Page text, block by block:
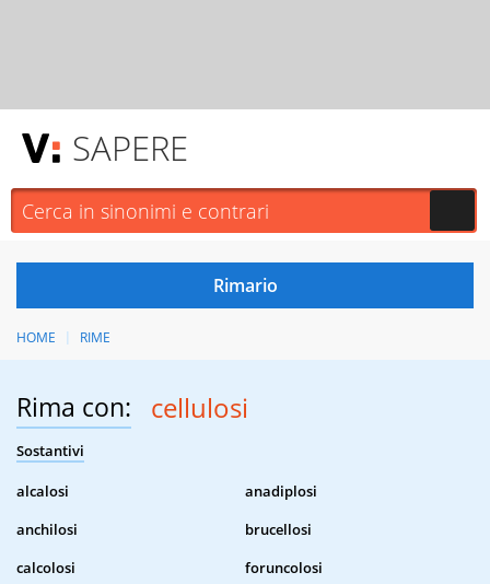
SAPERE
HOME RIME
Rima con: cellulosi
Sostantivi
alcalosi
anadiplosi
anchilosi
brucellosi
calcolosi
foruncolosi